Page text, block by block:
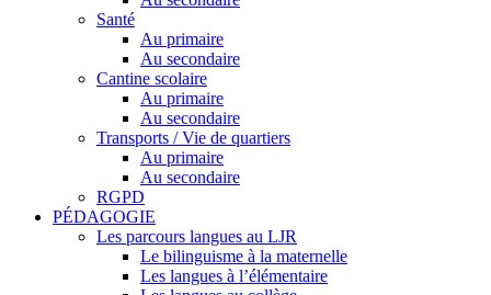
Santé
Au primaire
Au secondaire
Cantine scolaire
Au primaire
Au secondaire
Transports / Vie de quartiers
Au primaire
Au secondaire
RGPD
PÉDAGOGIE
Les parcours langues au LJR
Le bilinguisme à la maternelle
Les langues à l’élémentaire